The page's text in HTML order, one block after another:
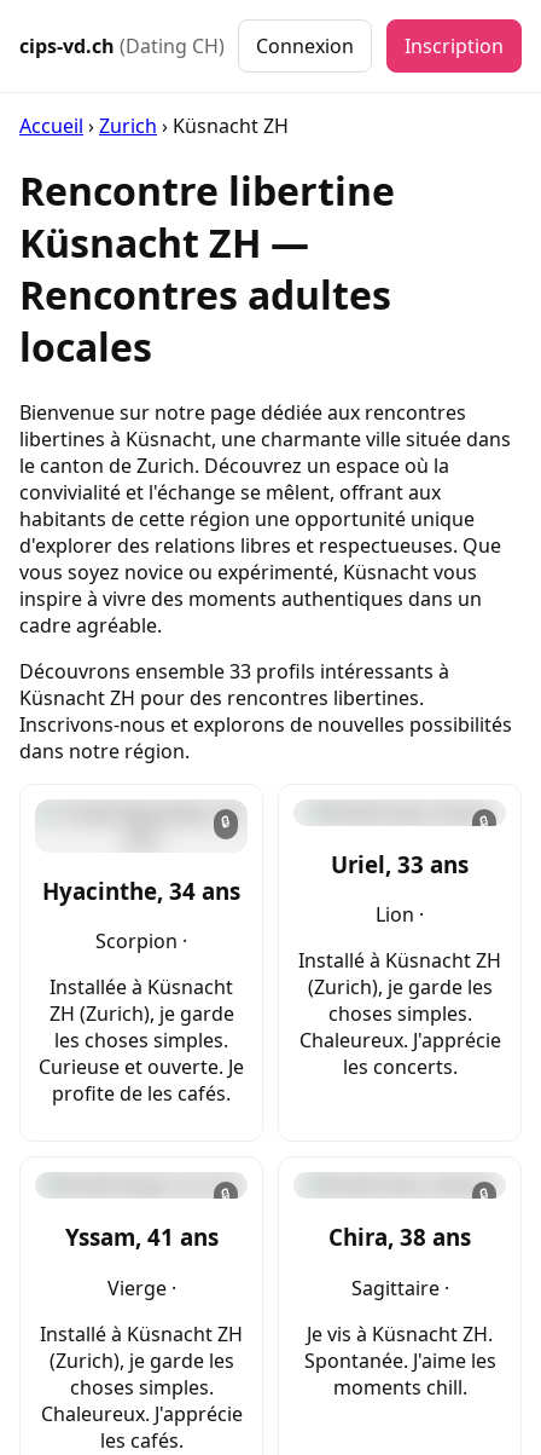
cips-vd.ch (Dating CH) Connexion Inscription
Accueil ›Zurich › Küsnacht ZH
Rencontre libertine
Küsnacht ZH —
Rencontres adultes
locales
Bienvenue sur notre page dédiée aux rencontres
libertines à Küsnacht, une charmante ville située dans
le canton de Zurich. Découvrez un espace où la
convivialité et l'échange se mêlent, offrant aux
habitants de cette région une opportunité unique
d'explorer des relations libres et respectueuses. Que
vous soyez novice ou expérimenté, Küsnacht vous
inspire à vivre des moments authentiques dans un
cadre agréable.
Découvrons ensemble 33 profils intéressants à
Küsnacht ZH pour des rencontres libertines.
Inscrivons-nous et explorons de nouvelles possibilités
dans notre région.
🔒
Hyacinthe, 34 ans
Scorpion ·
Installée à Küsnacht
ZH (Zurich), je garde
les choses simples.
Curieuse et ouverte. Je
profite de les cafés.
🔒
Uriel, 33 ans
Lion ·
Installé à Küsnacht ZH
(Zurich), je garde les
choses simples.
Chaleureux. J'apprécie
les concerts.
🔒
Yssam, 41 ans
Vierge ·
Installé à Küsnacht ZH
(Zurich), je garde les
choses simples.
Chaleureux. J'apprécie
les cafés.
🔒
Chira, 38 ans
Sagittaire ·
Je vis à Küsnacht ZH.
Spontanée. J'aime les
moments chill.